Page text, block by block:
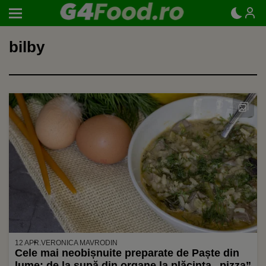
bilby
12 APR.VERONICA MAVRODIN
Cele mai neobișnuite preparate de Paște din